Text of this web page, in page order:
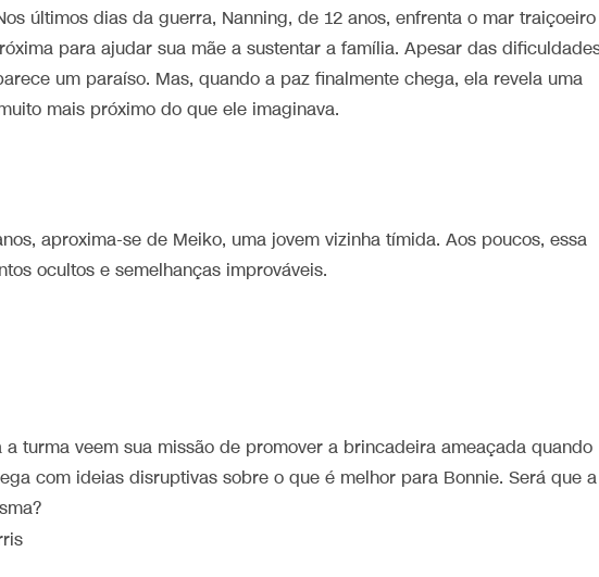
últimos dias da guerra, Nanning, de 12 anos, enfrenta o mar traiçoeiro
para ajudar sua mãe a sustentar a família. Apesar das
um paraíso. Mas, quando a paz finalmente chega, ela revela uma
mais próximo do que ele imaginava.
aproxima-se de Meiko, uma jovem vizinha tímida. Aos poucos, essa
ocultos e semelhanças improváveis.
a turma veem sua missão de promover a brincadeira ameaçada quando
com ideias disruptivas sobre o que é melhor para Bonnie. Será que a